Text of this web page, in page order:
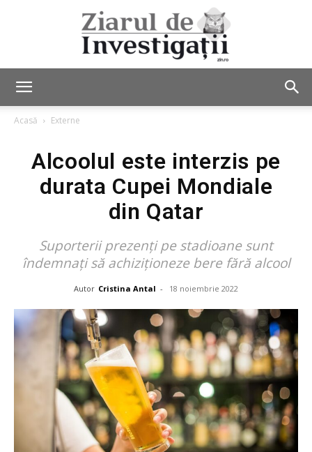
de
Investigații
Acasă Externe
Alcoolul este interzis pe
durata Cupei Mondiale
din Qatar
Suporterii prezenți pe stadioane sunt
îndemnați să achiziționeze bere fără alcool
Autor Cristina Antal - 18 noiembrie 2022